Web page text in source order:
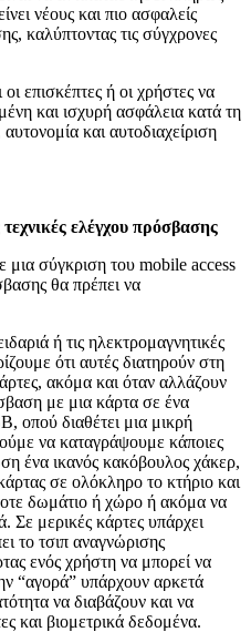
νέους και πιο ασφαλείς
καλύπτοντας τις σύγχρονες
επισκέπτες ή οι χρήστες να
και ισχυρή ασφάλεια κατά τη
και αυτοδιαχείριση
ελέγχου πρόσβασης
σύγκριση του mobile access
θα πρέπει να
ή τις ηλεκτρομαγνητικές
ότι αυτές διατηρούν στη
ακόμα και όταν αλλάζουν
με μια κάρτα σε ένα
οπού διαθέτει μια μικρή
να καταγράψουμε κάποιες
ένα ικανός κακόβουλος χάκερ,
σε ολόκληρο το κτήριο και
δωμάτιο ή χώρο ή ακόμα να
Σε μερικές κάρτες υπάρχει
το τσιπ αναγνώρισης
ενός χρήστη να μπορεί να
“αγορά” υπάρχουν αρκετά
να διαβάζουν και να
και βιομετρικά δεδομένα.